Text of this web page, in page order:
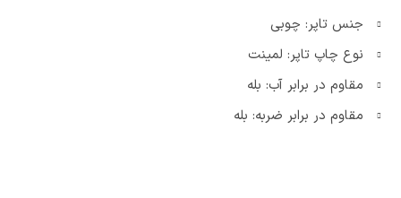
جنس تاپر: چوبی
نوع چاپ تاپر: لمینت
مقاوم در برابر آب: بله
مقاوم در برابر ضربه: بله